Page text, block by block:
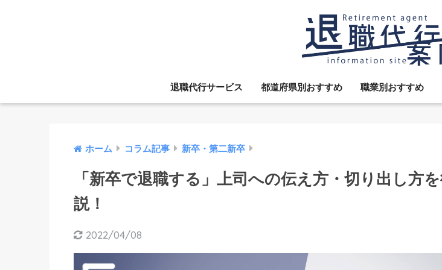
退職代行サービス 都道府県別おすすめ 職業別おすすめ
ホーム コラム記事 新卒・第二新卒
「新卒で退職する」上司への伝え方・切り出し方
説！
2022/04/08